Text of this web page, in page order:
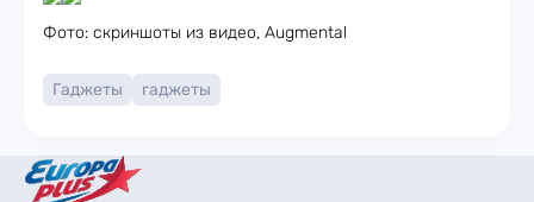
Фото: скриншоты из видео, Augmental
Гаджеты гаджеты